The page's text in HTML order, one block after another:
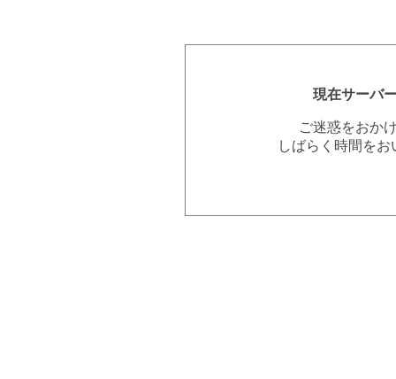
現在サーバ
ご迷惑をおか
しばらく時間を